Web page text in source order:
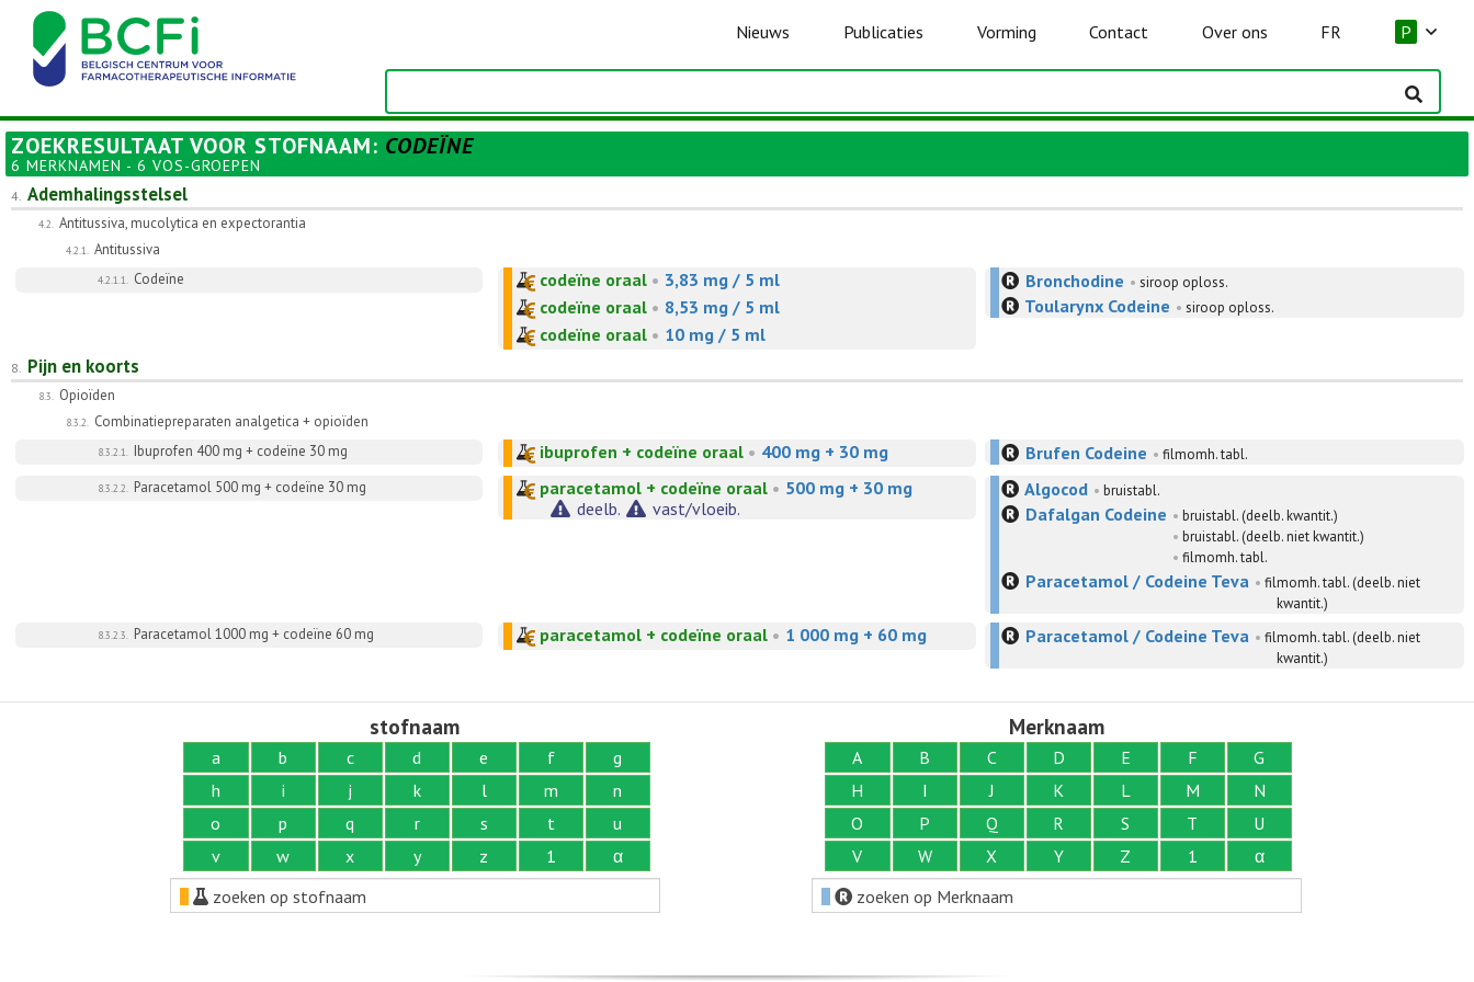
Nieuws Publicaties Vorming Contact Over ons FR P
ZOEKRESULTAAT VOOR STOFNAAM: CODEÏNE
6 MERKNAMEN - 6 VOS-GROEPEN
4. Ademhalingsstelsel
4.2. Antitussiva, mucolytica en expectorantia
4.2.1. Antitussiva
4.2.1.1. Codeïne codeïne oraal• 3,83 mg / 5 ml
codeïne oraal• 8,53 mg / 5 ml
codeïne oraal• 10 mg / 5 ml
Bronchodine •siroop oploss.
Toularynx Codeine •siroop oploss.
8. Pijn en koorts
8.3. Opioïden
8.3.2. Combinatiepreparaten analgetica + opioïden
8.3.2.1. Ibuprofen 400 mg + codeïne 30 mg ibuprofen + codeïne oraal• 400 mg + 30 mg Brufen Codeine •filmomh. tabl.
8.3.2.2. Paracetamol 500 mg + codeïne 30 mg paracetamol + codeïne oraal• 500 mg + 30 mg
deelb.
vast/vloeib.
Algocod •bruistabl.
Dafalgan Codeine •bruistabl. (deelb. kwantit.)
•bruistabl. (deelb. niet kwantit.)
•filmomh. tabl.
Paracetamol / Codeine Teva •filmomh. tabl. (deelb. niet
kwantit.)
8.3.2.3. Paracetamol 1000 mg + codeïne 60 mg paracetamol + codeïne oraal• 1 000 mg + 60 mg Paracetamol / Codeine Teva •filmomh. tabl. (deelb. niet
kwantit.)
stofnaam
a b c d e f
g
h
i j k l m
n
o
p q r s t
u
v
w x y z 1
α
zoeken op stofnaam
Merknaam
A B C D E F
G
H
I J K L M
N
O
P Q R S T
U
V
W X Y Z 1
α
zoeken op Merknaam